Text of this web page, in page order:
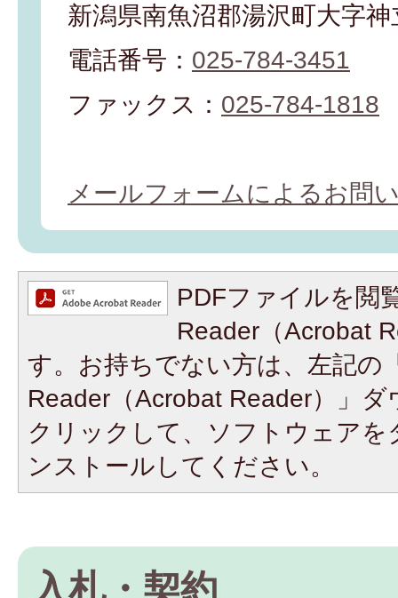
新潟県南魚沼郡湯沢町大字
電話番号： 025-784-3451
ファックス： 025-784-1818
メールフォームによるお問
PDFファイルを閲
Reader（Acrobat
す。お持ちでない方は、左記の
Reader（Acrobat Reader）」
クリックして、ソフトウェア
ンストールしてください。
入札・契約